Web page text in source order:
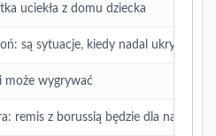
uciekła z domu dziecka
są sytuacje, kiedy nadal ukrywam,
może wygrywać
remis z borussią będzie dla nas